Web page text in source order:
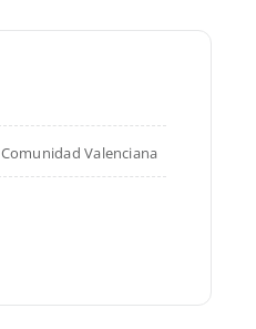
Comunidad Valenciana